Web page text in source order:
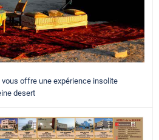
offre une expérience insolite
desert